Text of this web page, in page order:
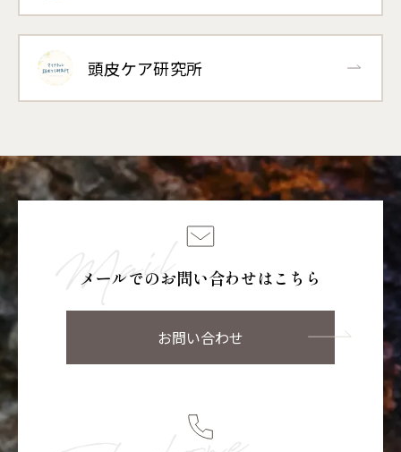
頭皮ケア研究所
メールでのお問い合わせはこちら
お問い合わせ